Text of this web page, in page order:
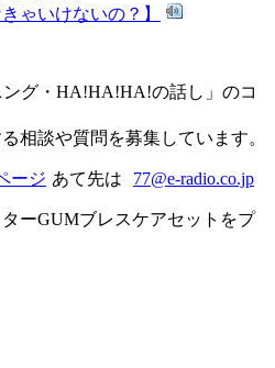
ゃいけないの？】
ング・HA!HA!HA!の話し」のコ
相談や質問を募集しています。
あて先は 77@e-radio.co.jp
ーGUMブレスケアセットをプ